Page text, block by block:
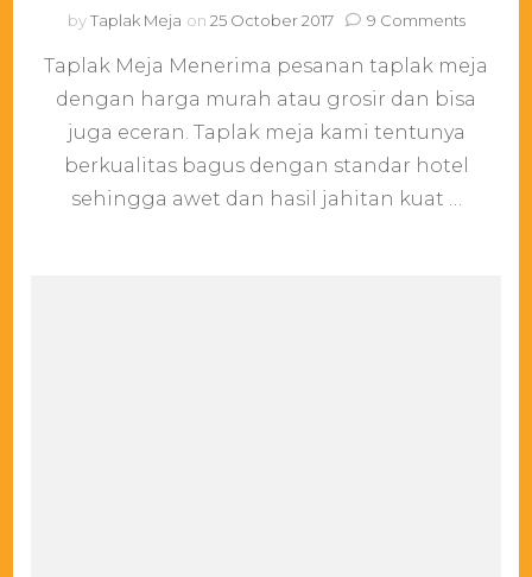
byTaplak Meja on 25 October 2017 9 Commentson
Taplak
Tanah
Taplak Meja Menerima pesanan taplak meja
dengan harga murah atau grosir dan bisa
juga eceran. Taplak meja kami tentunya
berkualitas bagus dengan standar hotel
sehingga awet dan hasil jahitan kuat …